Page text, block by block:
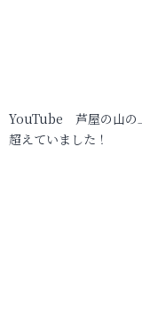
YouTube 芦屋の山の
超えていました！